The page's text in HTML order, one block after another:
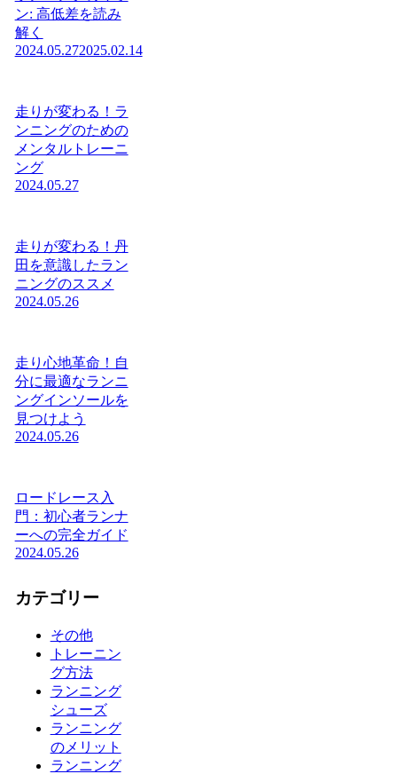
ン: 高低差を読み
解く
2024.05.272025.02.14
走りが変わる！ラ
ンニングのための
メンタルトレーニ
ング
2024.05.27
走りが変わる！丹
田を意識したラン
ニングのススメ
2024.05.26
走り心地革命！自
分に最適なランニ
ングインソールを
見つけよう
2024.05.26
ロードレース入
門：初心者ランナ
ーへの完全ガイド
2024.05.26
カテゴリー
その他
トレーニン
グ方法
ランニング
シューズ
ランニング
のメリット
ランニング